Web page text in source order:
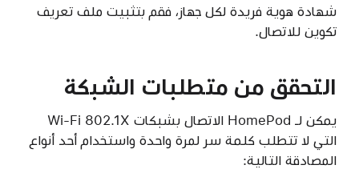
شهادة هوية فريدة لكل جهاز، فقم بتثبيت ملف تعريف
تكوين للاتصال.
التحقق من متطلبات الشبكة
يمكن لـ HomePod الاتصال بشبكات Wi-Fi 802.1X
التي لا تتطلب كلمة سر لمرة واحدة واستخدام أحد أنواع
المصادقة التالية: